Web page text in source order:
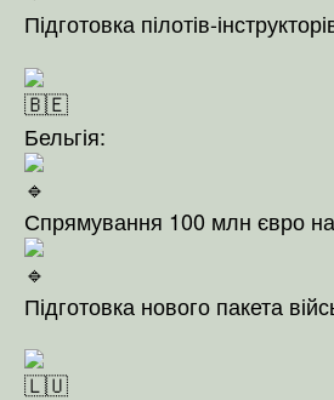
Підготовка пілотів-
Бельгія:
Спрямування 100 млн євро на
Підготовка нового пакета